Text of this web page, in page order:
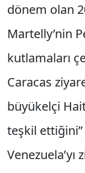
dönem olan
Martelly’nin
kutlamaları
Caracas
büyükelçi
teşkil ettiğini”